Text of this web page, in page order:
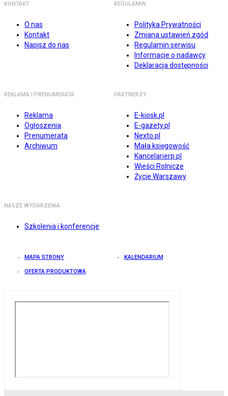
KONTAKT
O nas
Kontakt
Napisz do nas
REGULAMIN
Polityka Prywatności
Zmiana ustawień zgód
Regulamin serwisu
Informacje o nadawcy
Deklaracja dostępności
REKLAMA I PRENUMERATA
Reklama
Ogłoszenia
Prenumerata
Archiwum
PARTNERZY
E-kiosk.pl
E-gazety.pl
Nexto.pl
Mała księgowość
Kancelarierp.pl
Wieści Rolnicze
Życie Warszawy
NASZE WYDARZENIA
Szkolenia i konferencje
MAPA STRONY KALENDARIUM
OFERTA PRODUKTOWA